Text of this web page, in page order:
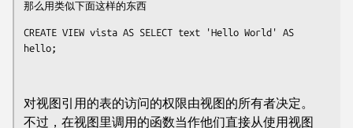
那么用类似下面这样的东西
CREATE VIEW vista AS SELECT text 'Hello World' AS
hello;
对视图引用的表的访问的权限由视图的所有者决定。
不过，在视图里调用的函数当作他们直接从使用视图